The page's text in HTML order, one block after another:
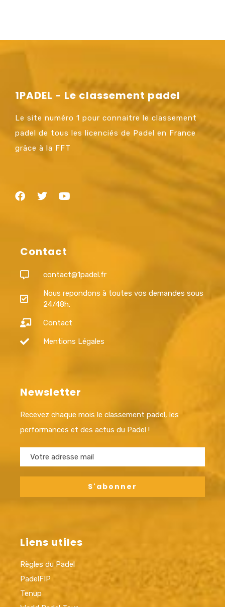
1PADEL - Le classement padel
Le site numéro 1 pour connaitre le classement
padel de tous les licenciés de Padel en France
grâce à la FFT
Contact
contact@1padel.fr
Nous repondons à toutes vos demandes sous
24/48h.
Contact
Mentions Légales
Newsletter
Recevez chaque mois le classement padel, les
performances et des actus du Padel !
Liens utiles
Règles du Padel
PadelFIP
Tenup